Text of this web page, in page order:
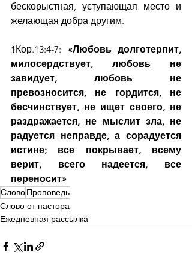
бескорыстная, уступающая место и
желающая добра другим.
1Кор.13:4-7: «Любовь долготерпит,
милосердствует, любовь не
завидует, любовь не
превозносится, не гордится, не
бесчинствует, не ищет своего, не
раздражается, не мыслит зла, не
радуется неправде, а сорадуется
истине; все покрывает, всему
верит, всего надеется, все
переносит»
СловоПроповедь
Слово от пастора
Ежедневная рассылка